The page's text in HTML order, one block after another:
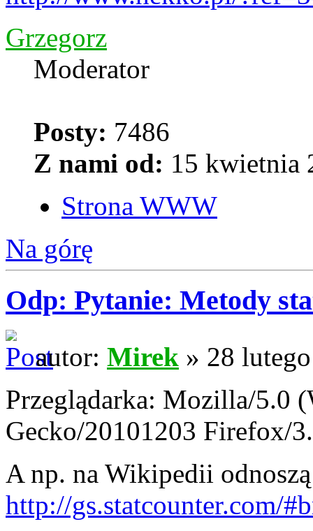
Grzegorz
Moderator
Posty: 7486
Z nami od: 15 kwietnia
Strona WWW
Na górę
Odp: Pytanie: Metody
autor: Mirek » 28
Przeglądarka: Mozilla/5.0
Gecko/20101203 Firefox/
A np. na Wikipedii
http://gs.statcounter.com/